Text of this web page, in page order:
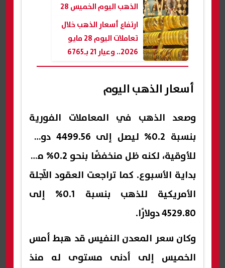
الذهب اليوم الخميس 28
مايو 2026
ارتفاع أسعار الذهب خلال
تعاملات اليوم 28 مايو
2026.. وعيار 21 بـ6765
جنيهًا
أسعار الذهب اليوم
وصعد الذهب في المعاملات الفورية
بنسبة 0.2% ليصل إلى 4499.56 دولارًا
للأوقية، لكنه ظل منخفضًا بنحو 0.2% منذ
بداية الأسبوع. كما تراجعت العقود الآجلة
الأمريكية للذهب بنسبة 0.1% إلى
4529.80 دولارًا.
وكان سعر المعدن النفيس قد هبط أمس
الخميس إلى أدنى مستوى له منذ